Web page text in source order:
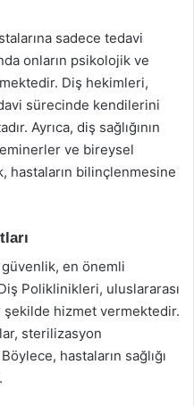
sadece tedavi
onların psikolojik ve
Diş hekimleri,
sürecinde kendilerini
Ayrıca, diş sağlığının
ve bireysel
hastaların bilinçlenmesine
en önemli
Poliklinikleri, uluslararası
hizmet vermektedir.
sterilizasyon
hastaların sağlığı